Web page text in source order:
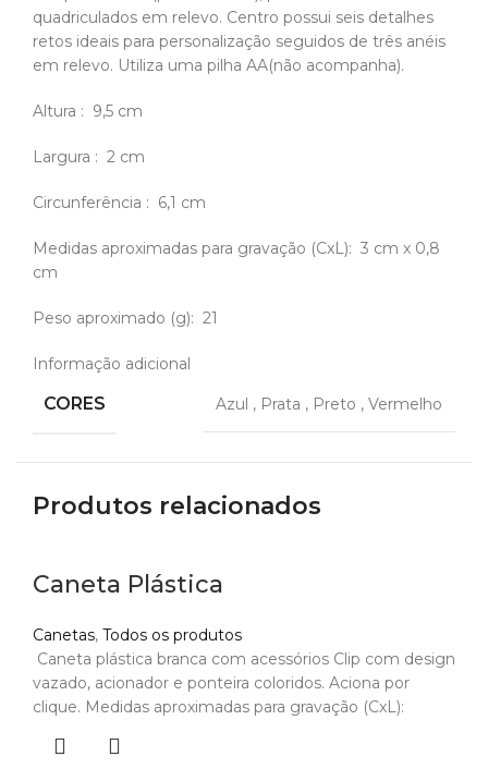
quadriculados em relevo. Centro possui seis detalhes
retos ideais para personalização seguidos de três anéis
em relevo. Utiliza uma pilha AA(não acompanha).
Altura : 9,5 cm
Largura : 2 cm
Circunferência : 6,1 cm
Medidas aproximadas para gravação (CxL): 3 cm x 0,8
cm
Peso aproximado (g): 21
Informação adicional
CORES Azul , Prata , Preto , Vermelho
Produtos relacionados
Caneta Plástica
Canetas, Todos os produtos
Caneta plástica branca com acessórios Clip com design
vazado, acionador e ponteira coloridos. Aciona por
clique. Medidas aproximadas para gravação (CxL):